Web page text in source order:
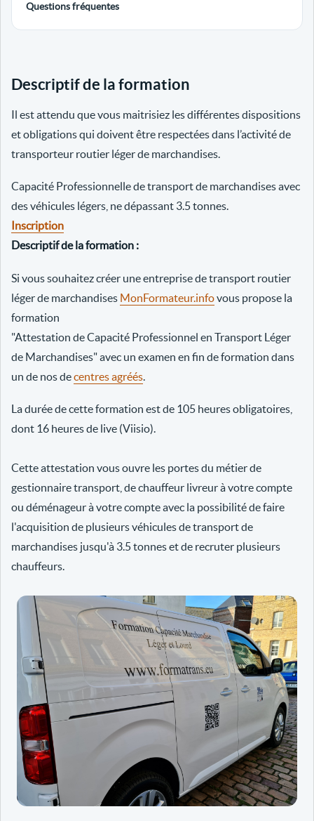
Questions fréquentes
Descriptif de la formation
Il est attendu que vous maitrisiez les différentes dispositions
et obligations qui doivent être respectées dans l’activité de
transporteur routier léger de marchandises.
Capacité Professionnelle de transport de marchandises avec
des véhicules légers, ne dépassant 3.5 tonnes.
Inscription
Descriptif de la formation :
Si vous souhaitez créer une entreprise de transport routier
léger de marchandises MonFormateur.infovous propose la
formation
"Attestation de Capacité Professionnel en Transport Léger
de Marchandises" avec un examen en fin de formation dans
un de nos decentres agréés
La durée de cette formation est de 105 heures obligatoires,
dont 16 heures de live (Viisio).
Cette attestation vous ouvre les portes du métier de
gestionnaire transport, de chauffeur livreur à votre compte
ou déménageur à votre compte avec la possibilité de faire
l'acquisition de plusieurs véhicules de transport de
marchandises jusqu'à 3.5 tonnes et de recruter plusieurs
chauffeurs.